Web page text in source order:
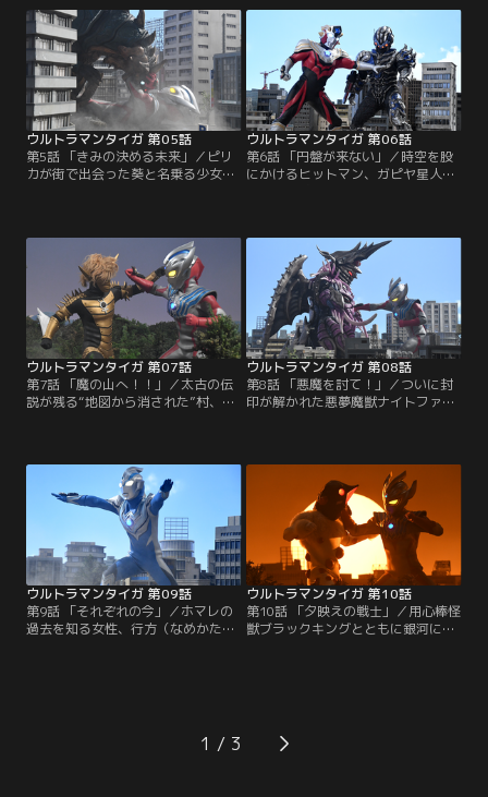
長の護衛任務についたヒロユキとホ
マレは事故の真相、そしてその裏に
ある悲しい物語を目の当たりにす
る。九条レントが冷たい機械の怪物
に姿を変える時、空の彼方から力の
賢者が帰って来る！
弾”を仕掛けたというのだ。首謀者
の姿に見覚えのあったホマレは、単
身で犯行グループの元に向かう。果
たしてホマレと首謀者の関係は？怪
獣爆弾の起動まで残りあと僅か！！
ウルトラマンタイガ 第05話
第5話 「きみの決める未来」／ピリ
カが街で出会った葵と名乗る少女。
ヒロユキは毒の炎を操る怪獣・セグ
メゲルに大苦戦！果たしてタイガ達
はこの強敵に勝つことができるの
か！？そしてピリカと葵の友情の行
方とは……！？
ウルトラマンタイガ 第06話
第6話 「円盤が来ない」／時空を股
にかけるヒットマン、ガピヤ星人ア
たのだ。だが、アベルが地球で最初
に出会った男、それは自らも宇宙人
だと主張する変な男だった！？カナ
が男を助けたことにより、アベルの
魔の手からの逃避行が始まる！！
ウルトラマンタイガ 第07話
第7話 「魔の山へ！！」／太古の伝
説が残る“地図から消された”村、九
ヒロユキ達だったが、そこにはこの
世のものとは思えぬおぞましい影が
蠢いていた！！村人達による怪しげ
な儀式！そしてその裏でうごめく恐
怖の陰謀！村に祀られた「赤目様」
の正体とはいったい！？
ウルトラマンタイガ 第08話
第8話 「悪魔を討て！」／ついに封
印が解かれた悪夢魔獣ナイトファン
と悪夢の中に落とされ倒れてい
く…。だがその時、地球に眠る光が
ウルトラマンタイガに新たな力を授
ける！タイガのパワーアップを見逃
すな！！
ウルトラマンタイガ 第09話
第9話 「それぞれの今」／ホマレの
過去を知る女性、行方（なめかた）
う）マジャッパが怪しい香りと共に
彼らの前に現れる！マイコとマジャ
ウルトラマンタイガ 第10話
第10話 「夕映えの戦士」／用心棒怪
獣ブラックキングとともに銀河に名
た。小田と親交を深めていくヒロユ
キ。そして小田の中の葛藤を利用せ
1